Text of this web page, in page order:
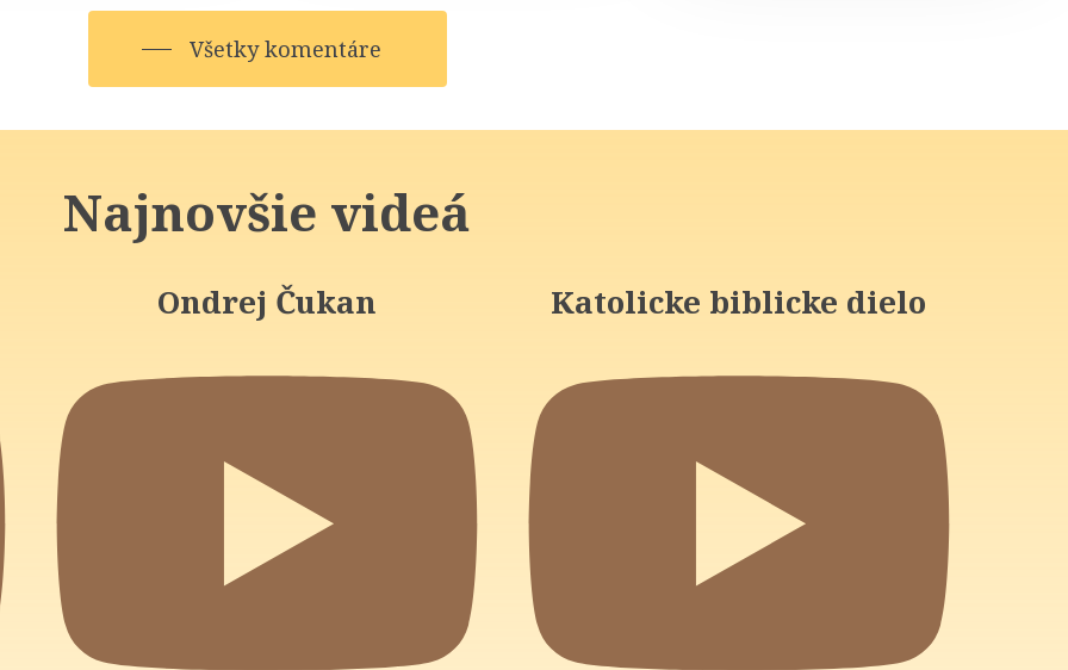
Všetky komentáre
Najnovšie videá
Ondrej Čukan Katolicke biblicke dielo